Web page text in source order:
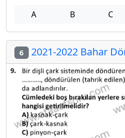
A B C
6 2021-2022 Bahar